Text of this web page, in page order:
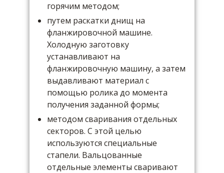
горячим методом;
путем раскатки днищ на
фланжировочной машине.
Холодную заготовку
устанавливают на
фланжировочную машину, а затем
выдавливают материал с
помощью ролика до момента
получения заданной формы;
методом сваривания отдельных
секторов. С этой целью
используются специальные
стапели. Вальцованные
отдельные элементы сваривают